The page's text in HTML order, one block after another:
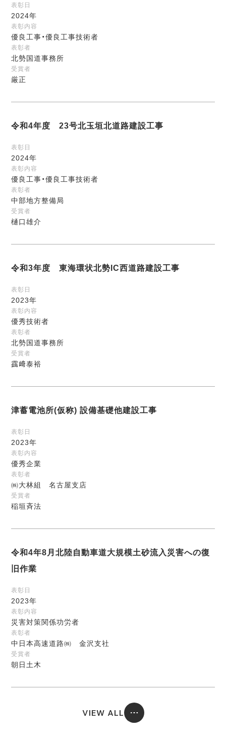
表彰日
2024年
表彰内容
優良工事・優良工事技術者
表彰者
北勢国道事務所
受賞者
厳正
令和4年度 23号北玉垣北道路建設工事
表彰日
2024年
表彰内容
優良工事・優良工事技術者
表彰者
中部地方整備局
受賞者
樋口雄介
令和3年度 東海環状北勢IC西道路建設工事
表彰日
2023年
表彰内容
優秀技術者
表彰者
北勢国道事務所
受賞者
靎﨑泰裕
津蓄電池所(仮称) 設備基礎他建設工事
表彰日
2023年
表彰内容
優秀企業
表彰者
㈱大林組 名古屋支店
受賞者
稲垣斉法
令和4年8月北陸自動車道大規模土砂流入災害への復
旧作業
表彰日
2023年
表彰内容
災害対策関係功労者
表彰者
中日本高速道路㈱ 金沢支社
受賞者
朝日土木
VIEW ALL